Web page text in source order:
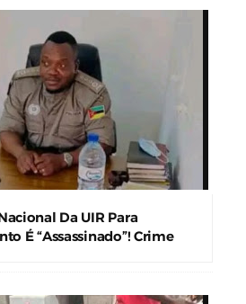
Da UIR Para
É “Assassinado”! Crime